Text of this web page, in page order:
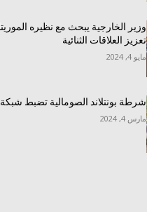
وزير الخارجية يبحث مع نظيره
تعزيز العلاقات الثنائية
مايو 4, 2024
شرطة بونتلاند الصومالية تضبط شبكة
مارس 4, 2024